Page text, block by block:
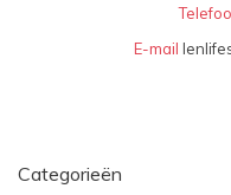
E-mail
Categorieën